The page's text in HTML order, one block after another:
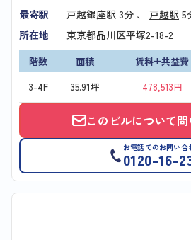
最寄駅
戸越銀座駅 3分 、 戸越駅 5
所在地
東京都品川区平塚2-18-2
階数 面積 賃料+共益費
3-4F
35.91坪 478,513円
このビルについて
お電話でのお問い合
0120-16-